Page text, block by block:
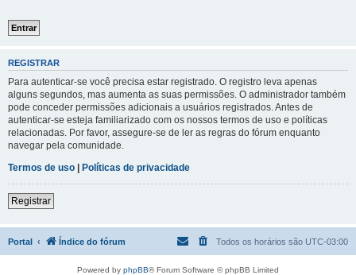
REGISTRAR
Para autenticar-se você precisa estar registrado. O registro leva apenas
alguns segundos, mas aumenta as suas permissões. O administrador também
pode conceder permissões adicionais a usuários registrados. Antes de
autenticar-se esteja familiarizado com os nossos termos de uso e políticas
relacionadas. Por favor, assegure-se de ler as regras do fórum enquanto
navegar pela comunidade.
Termos de uso | Políticas de privacidade
Registrar
Portal Índice do fórum Todos os horários são UTC-03:00
Powered by phpBB® Forum Software © phpBB Limited